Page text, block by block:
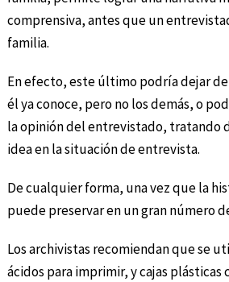
comprensiva, antes que un
familia.
En efecto, este último podría dejar
él ya conoce, pero no los demás, o
la opinión del entrevistado, tratando
idea en la situación de entrevista.
De cualquier forma, una vez que la
puede preservar en un gran número
Los archivistas recomiendan que se
ácidos para imprimir, y cajas